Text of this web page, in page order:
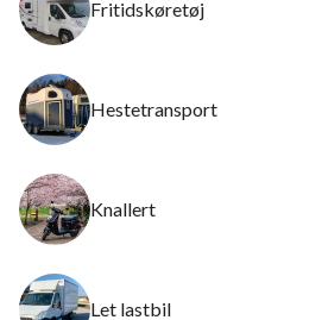
Fritidskøretøj
Hestetransport
Knallert
Let lastbil